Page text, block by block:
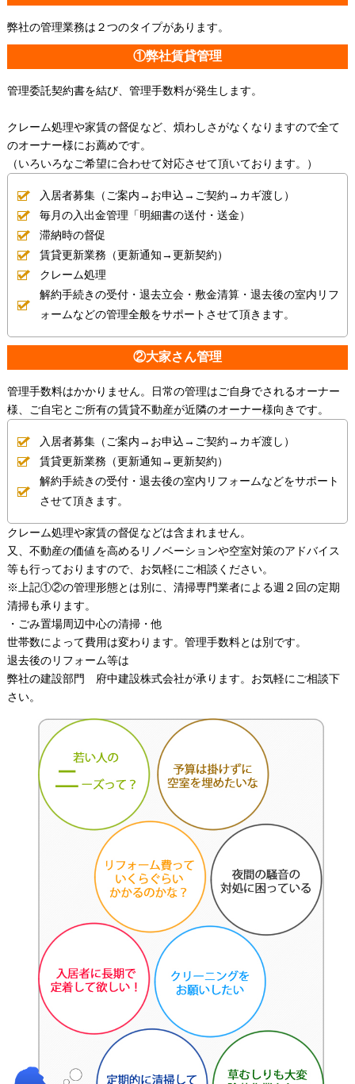
弊社の管理業務は２つのタイプがあります。
①弊社賃貸管理
管理委託契約書を結び、管理手数料が発生します。
クレーム処理や家賃の督促など、煩わしさがなくなりますので全て
のオーナー様にお薦めです。
（いろいろなご希望に合わせて対応させて頂いております。）
入居者募集（ご案内→お申込→ご契約→カギ渡し）
毎月の入出金管理「明細書の送付・送金）
滞納時の督促
賃貸更新業務（更新通知→更新契約）
クレーム処理
解約手続きの受付・退去立会・敷金清算・退去後の室内リフ
ォームなどの管理全般をサポートさせて頂きます。
②大家さん管理
管理手数料はかかりません。日常の管理はご自身でされるオーナー
様、ご自宅とご所有の賃貸不動産が近隣のオーナー様向きです。
入居者募集（ご案内→お申込→ご契約→カギ渡し）
賃貸更新業務（更新通知→更新契約）
解約手続きの受付・退去後の室内リフォームなどをサポート
させて頂きます。
クレーム処理や家賃の督促などは含まれません。
又、不動産の価値を高めるリノベーションや空室対策のアドバイス
等も行っておりますので、お気軽にご相談ください。
※上記①②の管理形態とは別に、清掃専門業者による週２回の定期
清掃も承ります。
・ごみ置場周辺中心の清掃・他
世帯数によって費用は変わります。管理手数料とは別です。
退去後のリフォーム等は
弊社の建設部門 府中建設株式会社が承ります。お気軽にご相談下
さい。